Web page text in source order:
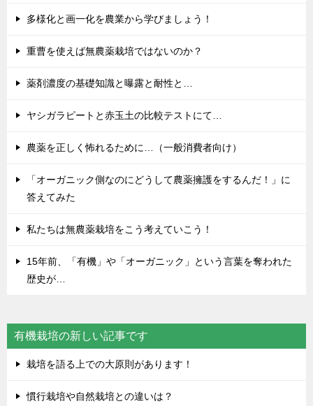
多様化と画一化を農業から学びましょう！
重曹を使えば無農薬栽培ではないのか？
薬剤濃度の基礎知識と曝露と耐性と…
ヤシガラピートと赤玉土の比較テストにて…
農薬を正しく怖れるために…（一般消費者向け）
「オーガニック側なのにどうして農薬擁護をするんだ！」に
答えてみた
私たちは無農薬栽培をこう考えていこう！
15年前、「有機」や「オーガニック」という言葉を奪われた
歴史が…
有機栽培の新しい記事です
栽培を語る上での大原則があります！
慣行栽培や自然栽培との違いは？